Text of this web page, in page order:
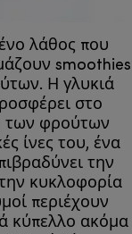
λάθος που
smoothies
Η γλυκιά
στο
των φρούτων
ίνες του, ένα
την
κυκλοφορία
περιέχουν
κύπελλο ακόμα